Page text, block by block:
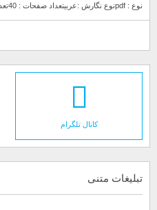
نوع : pdfنوع نگارش :عربیتعداد صفحات : 40تعداد جلد : [...]
کانال تلگرام
تبلیغات متنی